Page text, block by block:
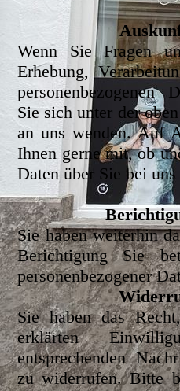
Wenn Sie Fragen
Erhebung,
personenbezogenen
Sie sich unter der
an uns wenden. Auf
Ihnen gerne mit, ob
Daten über Sie bei
Sie haben weiterhin
Berichtigung Sie
personenbezogener
Sie haben das
erklärten
entsprechenden
zu widerrufen. Bitte